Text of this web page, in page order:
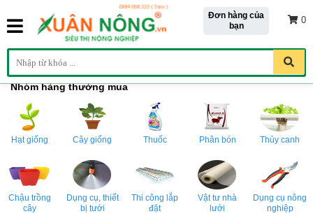
Đơn hàng của
bạn
0
Nhóm hàng thường mua
Hạt giống Cây giống Thuốc Phân bón Thủy canh
Chậu trồng
cây
Dụng cụ, thiết
bị tưới
Thi công lắp
đặt
Vật tư nhà
lưới
Dụng cụ nông
nghiệp